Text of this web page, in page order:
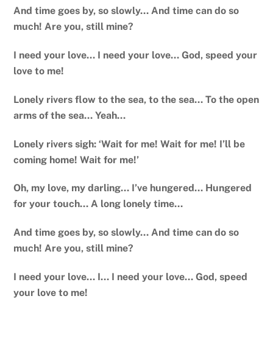
And time goes by, so slowly… And time can do so
much! Are you, still mine?
I need your love… I need your love… God, speed your
love to me!
Lonely rivers flow to the sea, to the sea… To the open
arms of the sea… Yeah…
Lonely rivers sigh: ‘Wait for me! Wait for me! I’ll be
coming home! Wait for me!’
Oh, my love, my darling… I’ve hungered… Hungered
for your touch… A long lonely time…
And time goes by, so slowly… And time can do so
much! Are you, still mine?
I need your love… I… I need your love… God, speed
your love to me!